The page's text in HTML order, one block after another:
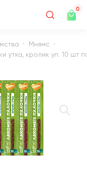
0
Мнямс
кролик уп. 10 шт